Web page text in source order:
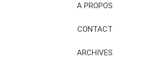
A PROPOS
CONTACT
ARCHIVES